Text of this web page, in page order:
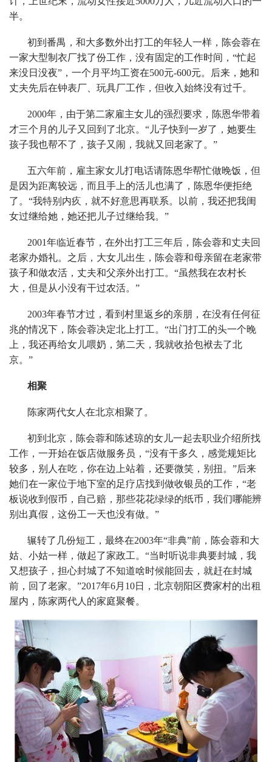
半。
初到番禺，和大多数外出打工的年轻人一样，陈会蓉在
一家大型制衣厂找了份工作，没有固定的工作时间，“忙起
来没日没夜”，一个月平均工资在500元-600元。后来，她和
丈夫先后在钟表厂、玩具厂工作，但收入始终没有过千。
2000年，由于第二家雇主女儿的强烈要求，陈恩华带着
才三个月的儿子又回到了北京。“儿子快到一岁了，她要生
孩子我也帮不了，孩子又闹，我就又回老家了。”
五六年前，雇主家女儿打电话请陈恩华帮忙做晚饭，但
是因为距离较远，而且手上的活儿也满了，陈恩华便拒绝
了。“我特别内疚，就不好意思再联系。以前，我还把我闺
女过继给她，她还把儿子过继给我。”
2001年临近春节，在外出打工三年后，陈会蓉和丈夫回
老家办婚礼。之后，大女儿出生，陈会蓉和母亲留在老家带
孩子和做农活，丈夫和父亲外出打工。“虽然我在农村长
大，但是从小没有干过农活。”
2003年春节才过，看到村里返乡的亲朋，在没有任何征
兆的情况下，陈会蓉决定北上打工。“出门打工的头一个晚
上，我还再给女儿喂奶，第二天，我就收拾包袱去了北
京。”
相聚
陈家两代女人在北京相聚了。
初到北京，陈会蓉和陈述琼的女儿一起去职业介绍所找
工作，一开始在饭店做服务员，“没有干多久，感觉规矩比
较多，别人在吃，你在边上站着，还要微笑，别扭。”后来
她们在一家位于地下室的足疗店找到做收银员的工作，“老
板说收到假币，自己赔，那些花花绿绿的纸币，我们哪能辨
别出真假，这份工一天也没有做。”
辗转了几份短工，最终在2003年“非典”前，陈会蓉和大
姑、小姑一样，做起了家政工。“当时听说非典要封城，我
又想孩子，担心封城了不知道啥时候能回去，就赶在封城
前，回了老家。”2017年6月10日，北京朝阳区费家村的出租
屋内，陈家两代人的家庭聚餐。